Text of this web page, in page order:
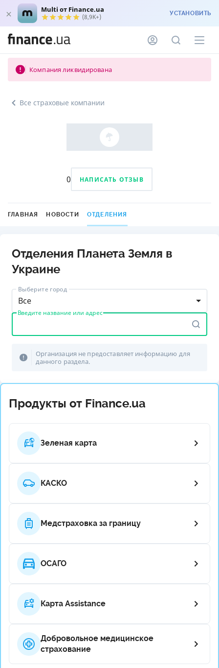
Multi от Finance.ua
(8,9K+) УСТАНОВИТЬ
Компания ликвидирована
Все страховые компании
0 НАПИСАТЬ ОТЗЫВ
ГЛАВНАЯ НОВОСТИ ОТДЕЛЕНИЯ
Отделения Планета Земля в
Украине
Выберите город
Все
Введите название или адрес
Организация не предоставляет информацию для
данного раздела.
Продукты от Finance.ua
Зеленая карта
КАСКО
Медстраховка за границу
ОСАГО
Карта Assistance
Добровольное медицинское
страхование